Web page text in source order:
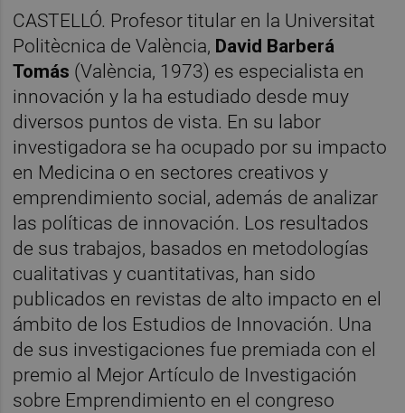
CASTELLÓ. Profesor titular en la Universitat
Politècnica de València, David Barberá
Tomás (València, 1973) es especialista en
innovación y la ha estudiado desde muy
diversos puntos de vista. En su labor
investigadora se ha ocupado por su impacto
en Medicina o en sectores creativos y
emprendimiento social, además de analizar
las políticas de innovación. Los resultados
de sus trabajos, basados en metodologías
cualitativas y cuantitativas, han sido
publicados en revistas de alto impacto en el
ámbito de los Estudios de Innovación. Una
de sus investigaciones fue premiada con el
premio al Mejor Artículo de Investigación
sobre Emprendimiento en el congreso